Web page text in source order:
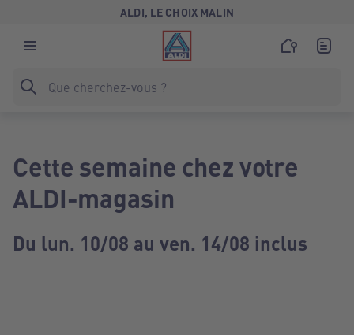
ALDI, LE CHOIX MALIN
Cette semaine chez votre
ALDI-magasin
Du lun. 10/08 au ven. 14/08 inclus